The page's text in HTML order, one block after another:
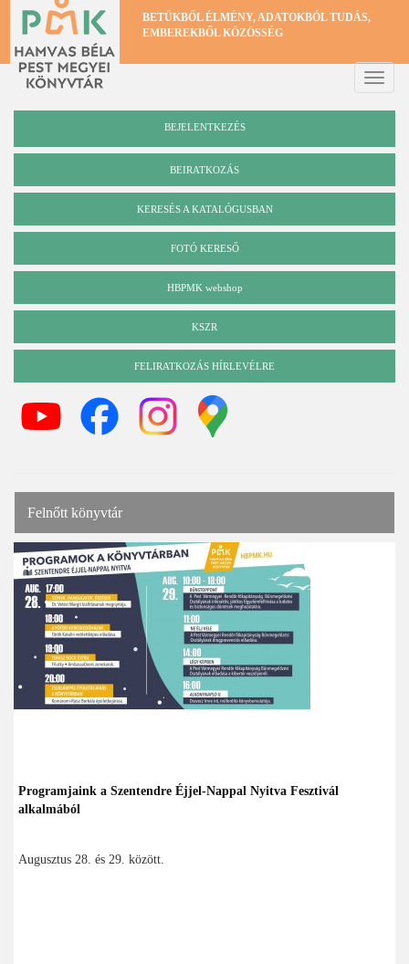
Ugrás
tartalomra
BETŰKBŐL ÉLMÉNY, ADATOKBÓL TUDÁS,
EMBEREKBŐL KÖZÖSSÉG
Toggle
BEJELENTKEZÉS
BEIRATKOZÁS
Katalógus
KERESÉS A KATALÓGUSBAN
FOTÓ KERESŐ
HBPMK webshop
KSZR
FELIRATKOZÁS HÍRLEVÉLRE
Felnőtt könyvtár
Programjaink a Szentendre Éjjel-Nappal Nyitva Fesztivál
alkalmából
Augusztus 28. és 29. között.